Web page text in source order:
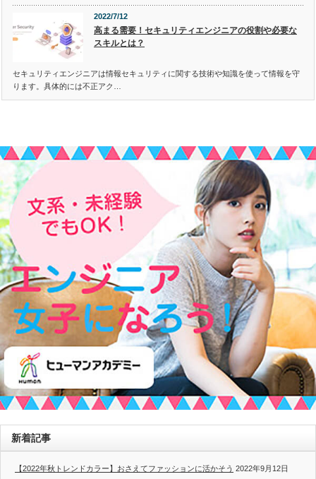
2022/7/12
高まる需要！セキュリティエンジニアの役割や必要な
スキルとは？
セキュリティエンジニアは情報セキュリティに関する技術や知識を使って情報を守
ります。具体的には不正アク…
新着記事
【2022年秋トレンドカラー】おさえてファッションに活かそう 2022年9月12日